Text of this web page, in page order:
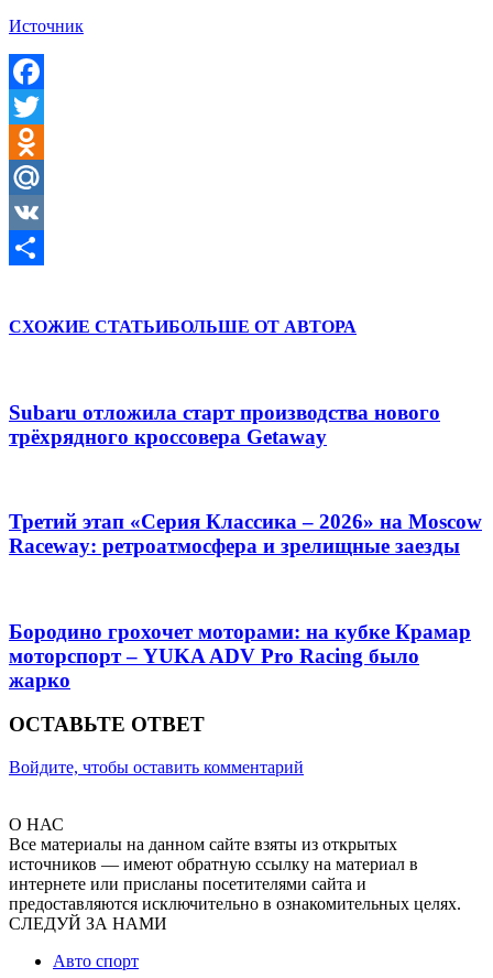
Источник
Facebook
Twitter
Odnoklassniki
Mail.Ru
VK
СХОЖИЕ СТАТЬИБОЛЬШЕ ОТ АВТОРА
Subaru отложила старт производства нового
трёхрядного кроссовера Getaway
Третий этап «Серия Классика – 2026» на Moscow
Raceway: ретроатмосфера и зрелищные заезды
Бородино грохочет моторами: на кубке Крамар
моторспорт – YUKA ADV Pro Racing было
жарко
ОСТАВЬТЕ ОТВЕТ
Войдите, чтобы оставить комментарий
О НАС
Все материалы на данном сайте взяты из открытых
источников — имеют обратную ссылку на материал в
интернете или присланы посетителями сайта и
предоставляются исключительно в ознакомительных целях.
СЛЕДУЙ ЗА НАМИ
Авто спорт